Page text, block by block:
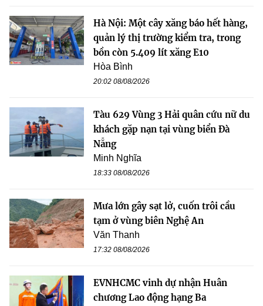
Hà Nội: Một cây xăng báo hết hàng,
quản lý thị trường kiểm tra, trong
bồn còn 5.409 lít xăng E10
Hòa Bình
20:02 08/08/2026
Tàu 629 Vùng 3 Hải quân cứu nữ du
khách gặp nạn tại vùng biển Đà
Nẵng
Minh Nghĩa
18:33 08/08/2026
Mưa lớn gây sạt lở, cuốn trôi cầu
tạm ở vùng biên Nghệ An
Văn Thanh
17:32 08/08/2026
EVNHCMC vinh dự nhận Huân
chương Lao động hạng Ba